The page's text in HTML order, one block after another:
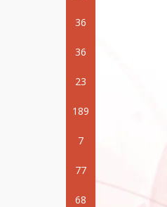
36
36
23
189
7
77
68